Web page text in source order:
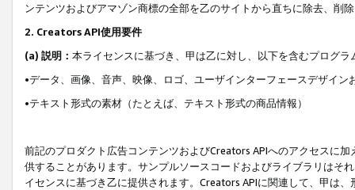
ンテンツおよびアマゾン商標の全部を乙のサイトから直ちに除去、削
2. Creators API使用要件
(a) 説明： 本ライセンスに基づき、甲は乙に対し、以下を含むプログ
•データ、画像、音声、映像、ロゴ、ユーザインターフェースデザイ
•テキスト形式の素材（たとえば、テキスト形式の商品情報）
前記のプロダクト広告コンテンツおよびCreators APIへのアクセスに
供することがあります。サンプルソースコードおよびライブラリはそ
イセンスに基づき乙に提供されます。Creators APIに関連して、甲は